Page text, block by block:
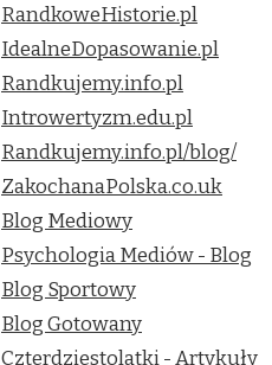
RandkoweHistorie.pl
IdealneDopasowanie.pl
Randkujemy.info.pl
Introwertyzm.edu.pl
Randkujemy.info.pl/blog/
ZakochanaPolska.co.uk
Blog Mediowy
Psychologia Mediów - Blog
Blog Sportowy
Blog Gotowany
Czterdziestolatki - Artykuły